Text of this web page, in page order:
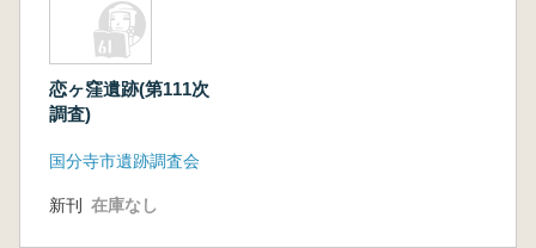
恋ヶ窪遺跡(第111次
調査)
国分寺市遺跡調査会
新刊 在庫なし